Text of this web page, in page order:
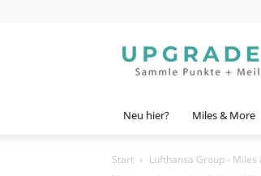
Guru
Neu hier? Miles & More
Start Lufthansa Group - Miles